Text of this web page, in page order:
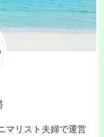
マリスト夫婦で運営